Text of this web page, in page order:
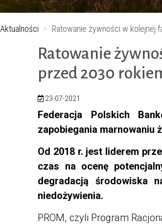
Aktualności > Ratowanie żywności w kolejnej
Ratowanie
przed 2030
23-07-2021
Federacja Polskich
zapobiegania marnowaniu
Od 2018 r. jest liderem
czas na ocenę
degradacją środowiska
niedożywienia.
PROM, czyli Program